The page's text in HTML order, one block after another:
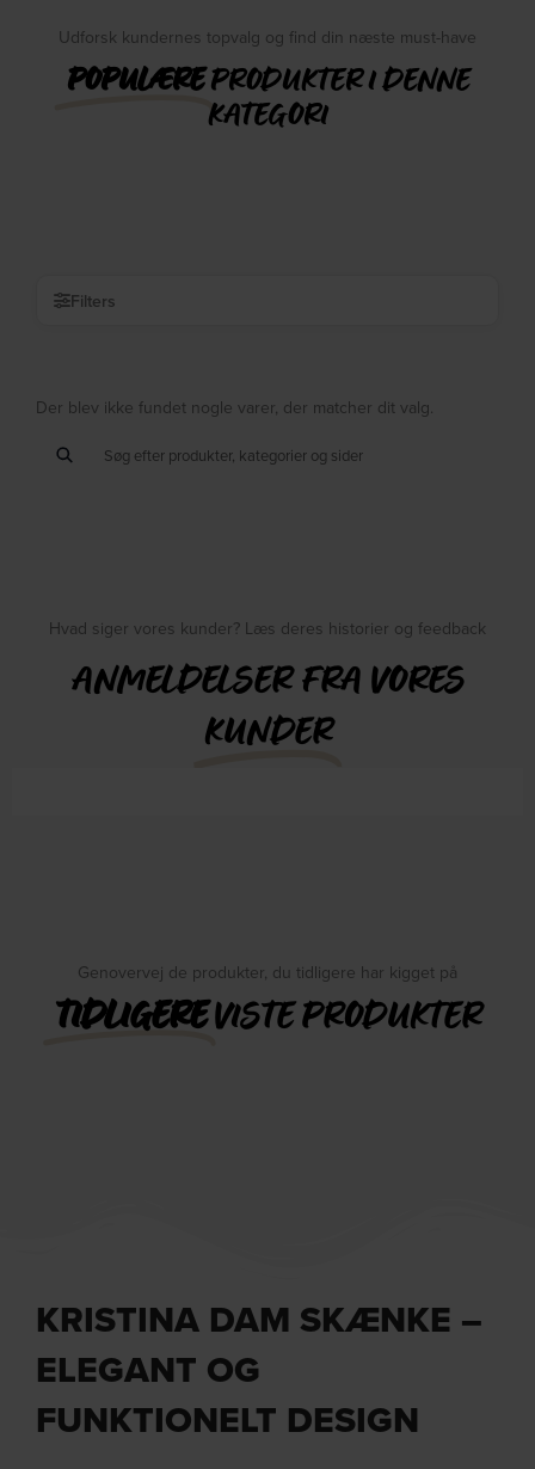
Udforsk kundernes topvalg og find din næste must-have
POPULÆREPRODUKTER I DENNE
KATEGORI
Filters
Der blev ikke fundet nogle varer, der matcher dit valg.
Hvad siger vores kunder? Læs deres historier og feedback
ANMELDELSER FRA VORES
KUNDER
Genovervej de produkter, du tidligere har kigget på
TIDLIGEREVISTE PRODUKTER
KRISTINA DAM SKÆNKE –
ELEGANT OG
FUNKTIONELT DESIGN